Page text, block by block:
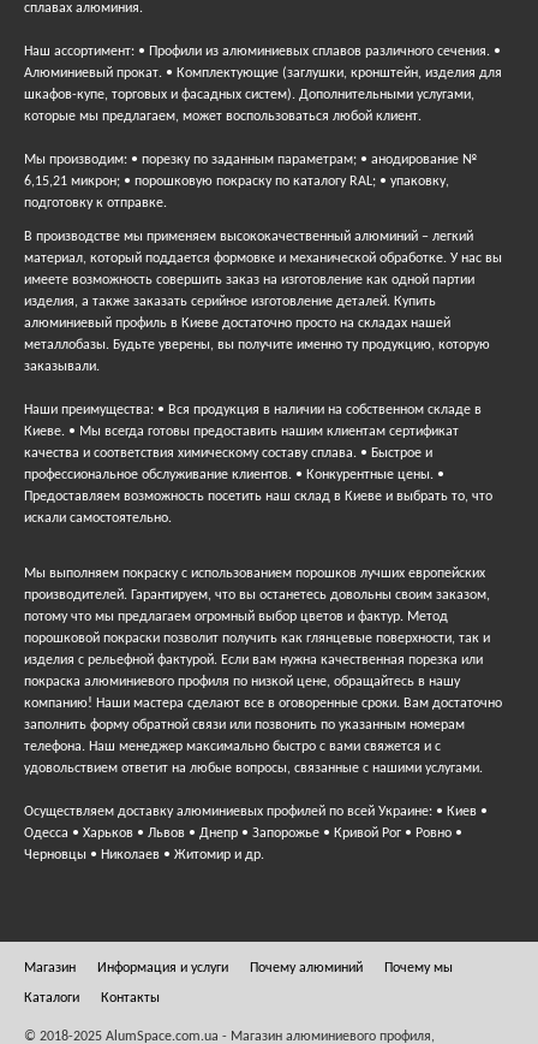
сплавах алюминия.
Наш ассортимент: • Профили из алюминиевых сплавов различного сечения. •
Алюминиевый прокат. • Комплектующие (заглушки, кронштейн, изделия для
шкафов-купе, торговых и фасадных систем). Дополнительными услугами,
которые мы предлагаем, может воспользоваться любой клиент.
Мы производим: • порезку по заданным параметрам; • анодирование №
6,15,21 микрон; • порошковую покраску по каталогу RAL; • упаковку,
подготовку к отправке.
В производстве мы применяем высококачественный алюминий – легкий
материал, который поддается формовке и механической обработке. У нас вы
имеете возможность совершить заказ на изготовление как одной партии
изделия, а также заказать серийное изготовление деталей. Купить
алюминиевый профиль в Киеве достаточно просто на складах нашей
металлобазы. Будьте уверены, вы получите именно ту продукцию, которую
заказывали.
Наши преимущества: • Вся продукция в наличии на собственном складе в
Киеве. • Мы всегда готовы предоставить нашим клиентам сертификат
качества и соответствия химическому составу сплава. • Быстрое и
профессиональное обслуживание клиентов. • Конкурентные цены. •
Предоставляем возможность посетить наш склад в Киеве и выбрать то, что
искали самостоятельно.
Мы выполняем покраску с использованием порошков лучших европейских
производителей. Гарантируем, что вы останетесь довольны своим заказом,
потому что мы предлагаем огромный выбор цветов и фактур. Метод
порошковой покраски позволит получить как глянцевые поверхности, так и
изделия с рельефной фактурой. Если вам нужна качественная порезка или
покраска алюминиевого профиля по низкой цене, обращайтесь в нашу
компанию! Наши мастера сделают все в оговоренные сроки. Вам достаточно
заполнить форму обратной связи или позвонить по указанным номерам
телефона. Наш менеджер максимально быстро с вами свяжется и с
удовольствием ответит на любые вопросы, связанные с нашими услугами.
Осуществляем доставку алюминиевых профилей по всей Украине: • Киев •
Одесса • Харьков • Львов • Днепр • Запорожье • Кривой Рог • Ровно •
Черновцы • Николаев • Житомир и др.
Магазин Информация и услуги Почему алюминий Почему мы
Каталоги Контакты
© 2018-2025 AlumSpace.com.ua - Магазин алюминиевого профиля,